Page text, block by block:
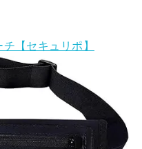
【セキュリポ】